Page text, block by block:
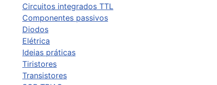
Circuitos integrados TTL
Componentes passivos
Diodos
Elétrica
Ideias práticas
Tiristores
Transistores